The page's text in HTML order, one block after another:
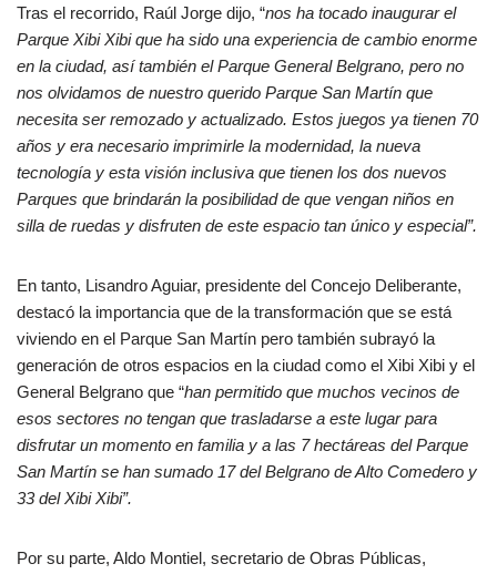
Tras el recorrido, Raúl Jorge dijo, “nos ha tocado inaugurar el
Parque Xibi Xibi que ha sido una experiencia de cambio enorme
en la ciudad, así también el Parque General Belgrano, pero no
nos olvidamos de nuestro querido Parque San Martín que
necesita ser remozado y actualizado. Estos juegos ya tienen 70
años y era necesario imprimirle la modernidad, la nueva
tecnología y esta visión inclusiva que tienen los dos nuevos
Parques que brindarán la posibilidad de que vengan niños en
silla de ruedas y disfruten de este espacio tan único y especial”.
En tanto, Lisandro Aguiar, presidente del Concejo Deliberante,
destacó la importancia que de la transformación que se está
viviendo en el Parque San Martín pero también subrayó la
generación de otros espacios en la ciudad como el Xibi Xibi y el
General Belgrano que “han permitido que muchos vecinos de
esos sectores no tengan que trasladarse a este lugar para
disfrutar un momento en familia y a las 7 hectáreas del Parque
San Martín se han sumado 17 del Belgrano de Alto Comedero y
33 del Xibi Xibi”.
Por su parte, Aldo Montiel, secretario de Obras Públicas,